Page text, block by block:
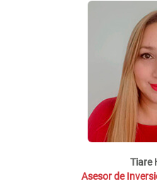
Tiare
Asesor de